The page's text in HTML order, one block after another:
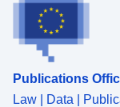
Publications
Law | Data |